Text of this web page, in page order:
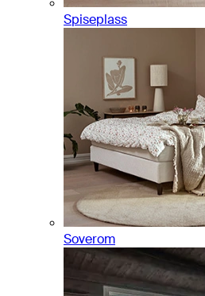
Spiseplass
Soverom